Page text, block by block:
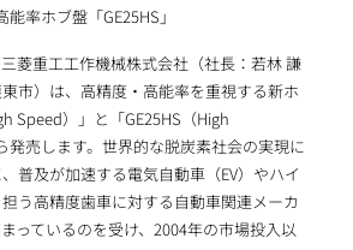
能率ホブ盤「GE25HS」
菱重工工作機械株式会社（社長：若林 謙
市）は、高精度・高能率を重視する新ホ
Speed）」と「GE25HS（High
発売します。世界的な脱炭素社会の実現に
普及が加速する電気自動車（EV）やハイ
う高精度歯車に対する自動車関連メーカ
っているのを受け、2004年の市場投入以